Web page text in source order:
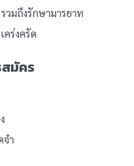
มถึงรักษามารยาท
ร่งครัด
สมัคร
ำ